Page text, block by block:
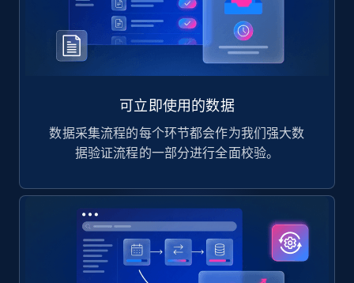
可立即使用的数据
数据采集流程的每个环节都会作为我们强大数
据验证流程的一部分进行全面校验。